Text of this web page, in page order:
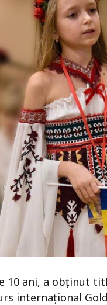
10 ani, a obținut
internațional